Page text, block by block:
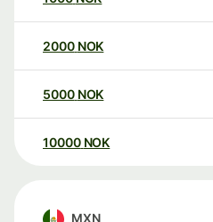
2000 NOK
5000 NOK
10000 NOK
MXN